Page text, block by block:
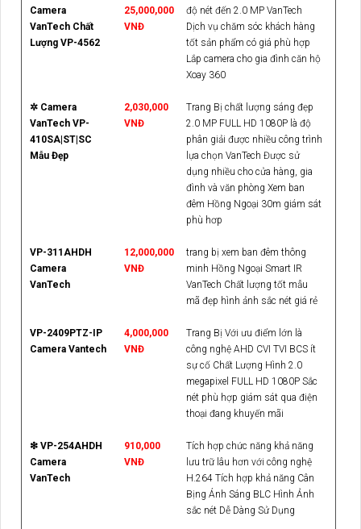
Camera
VanTech Chất
Lượng VP-4562
25,000,000
VNĐ
độ nét đến 2.0 MP VanTech
Dịch vụ chăm sóc khách hàng
tốt sản phẩm có giá phù hợp
Lắp camera cho gia đình căn hộ
Xoay 360
✲ Camera
VanTech VP-
410SA|ST|SC
Mẫu Đẹp
2,030,000
VNĐ
Trang Bị chất lượng sáng đẹp
2.0 MP FULL HD 1080P là độ
phân giải được nhiều công trình
lựa chọn VanTech Được sử
dụng nhiều cho cửa hàng, gia
đình và văn phòng Xem ban
đêm Hồng Ngoại 30m giám sát
phù hơp
VP-311AHDH
Camera
VanTech
12,000,000
VNĐ
trang bị xem ban đêm thông
minh Hồng Ngoại Smart IR
VanTech Chất lượng tốt mẫu
mã đẹp hình ảnh sắc nét giá rẻ
VP-2409PTZ-IP
Camera Vantech
4,000,000
VNĐ
Trang Bị Với ưu điểm lớn là
công nghệ AHD CVI TVI BCS ít
sự cố Chất Lượng Hình 2.0
megapixel FULL HD 1080P Sắc
nét phù hợp giám sát qua điện
thoại đang khuyến mãi
❇ VP-254AHDH
Camera
VanTech
910,000
VNĐ
Tích hợp chức năng khả năng
lưu trữ lâu hơn với công nghệ
H.264 Tích hợp khả năng Cân
Bịng Ánh Sáng BLC Hình Ảnh
sắc nét Dễ Dàng Sử Dụng